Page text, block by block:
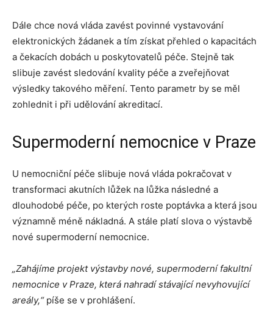
Dále chce nová vláda zavést povinné vystavování
elektronických žádanek a tím získat přehled o kapacitách
a čekacích dobách u poskytovatelů péče. Stejně tak
slibuje zavést sledování kvality péče a zveřejňovat
výsledky takového měření. Tento parametr by se měl
zohlednit i při udělování akreditací.
Supermoderní nemocnice v Praze
U nemocniční péče slibuje nová vláda pokračovat v
transformaci akutních lůžek na lůžka následné a
dlouhodobé péče, po kterých roste poptávka a která jsou
významně méně nákladná. A stále platí slova o výstavbě
nové supermoderní nemocnice.
„Zahájíme projekt výstavby nové, supermoderní fakultní
nemocnice v Praze, která nahradí stávající nevyhovující
areály,“ píše se v prohlášení.